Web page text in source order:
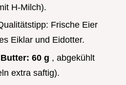
H-Milch).
Frische Eier
Eiklar und Eidotter.
60 g , abgekühlt
extra saftig).